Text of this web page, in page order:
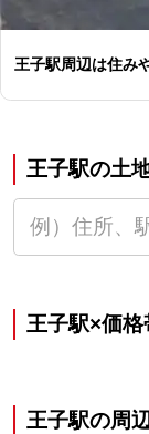
王子駅周辺は住み
王子駅の土
王子駅×価
王子駅の周